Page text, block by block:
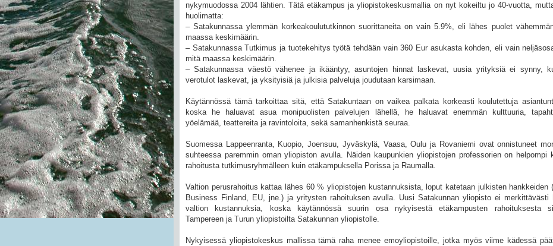
nykymuodossa 2004 lähtien. Tätä etäkampus ja yliopistokeskusmallia on nyt kokeiltu jo 40-vuotta,
huolimatta:
– Satakunnassa ylemmän korkeakoulututkinnon suorittaneita on vain 5.9%, eli lähes puolet
maassa keskimäärin.
– Satakunnassa Tutkimus ja tuotekehitys työtä tehdään vain 360 Eur asukasta kohden, eli vain
mitä maassa keskimäärin.
– Satakunnassa väestö vähenee ja ikääntyy, asuntojen hinnat laskevat, uusia yrityksiä ei synny,
verotulot laskevat, ja yksityisiä ja julkisia palveluja joudutaan karsimaan.
Käytännössä tämä tarkoittaa sitä, että Satakuntaan on vaikea palkata korkeasti koulutettuja
koska he haluavat asua monipuolisten palvelujen lähellä, he haluavat enemmän kulttuuria,
yöelämää, teattereita ja ravintoloita, sekä samanhenkistä seuraa.
Suomessa Lappeenranta, Kuopio, Joensuu, Jyväskylä, Vaasa, Oulu ja Rovaniemi ovat onnistuneet
suhteessa paremmin oman yliopiston avulla. Näiden kaupunkien yliopistojen professorien on helpompi
rahoitusta tutkimusryhmälleen kuin etäkampuksella Porissa ja Raumalla.
Valtion perusrahoitus kattaa lähes 60 % yliopistojen kustannuksista, loput katetaan julkisten hankkeiden
Business Finland, EU, jne.) ja yritysten rahoituksen avulla. Uusi Satakunnan yliopisto ei merkittävästi
valtion kustannuksia, koska käytännössä suurin osa nykyisestä etäkampusten rahoituksesta
Tampereen ja Turun yliopistoilta Satakunnan yliopistolle.
Nykyisessä yliopistokeskus mallissa tämä raha menee emoyliopistoille, jotka myös viime kädessä